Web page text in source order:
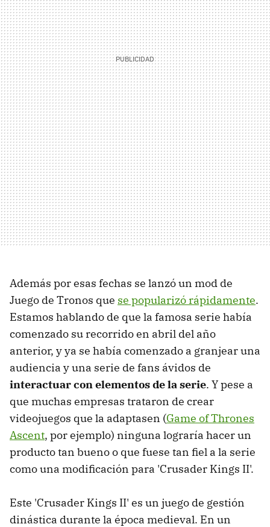
Además por esas fechas se lanzó un mod de
Juego de Tronos que se popularizó rápidamente.
Estamos hablando de que la famosa serie había
comenzado su recorrido en abril del año
anterior, y ya se había comenzado a granjear una
audiencia y una serie de fans ávidos de
interactuar con elementos de la serie. Y pese a
que muchas empresas trataron de crear
videojuegos que la adaptasen (Game of Thrones
Ascent, por ejemplo) ninguna lograría hacer un
producto tan bueno o que fuese tan fiel a la serie
como una modificación para 'Crusader Kings II'.
Este 'Crusader Kings II' es un juego de gestión
dinástica durante la época medieval. En un